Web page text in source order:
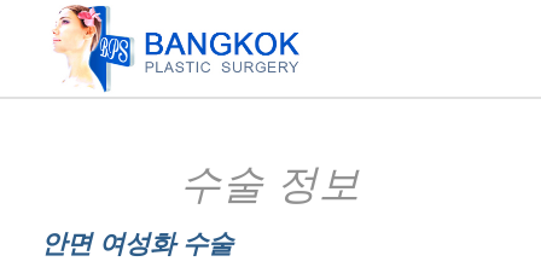
수술 정보
안면 여성화 수술